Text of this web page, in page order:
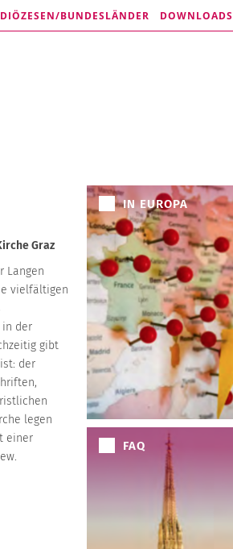
DIÖZESEN/BUNDESLÄNDER DOWNLOADS
Graz
Langen
vielfältigen
in der
gibt
der
legen
einer
IN EUROPA
FAQ